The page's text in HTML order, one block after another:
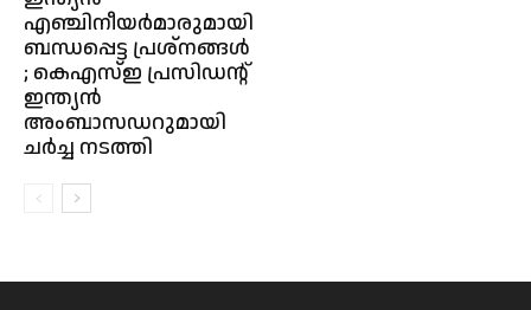
എഞ്ചിനീയർമാരുമായി
ബന്ധപ്പെട്ട പ്രശ്നങ്ങൾ
; കെഎസ്ഇ പ്രസിഡൻ്റ്
ഇന്ത്യൻ
അംബാസഡറുമായി
ചർച്ച നടത്തി